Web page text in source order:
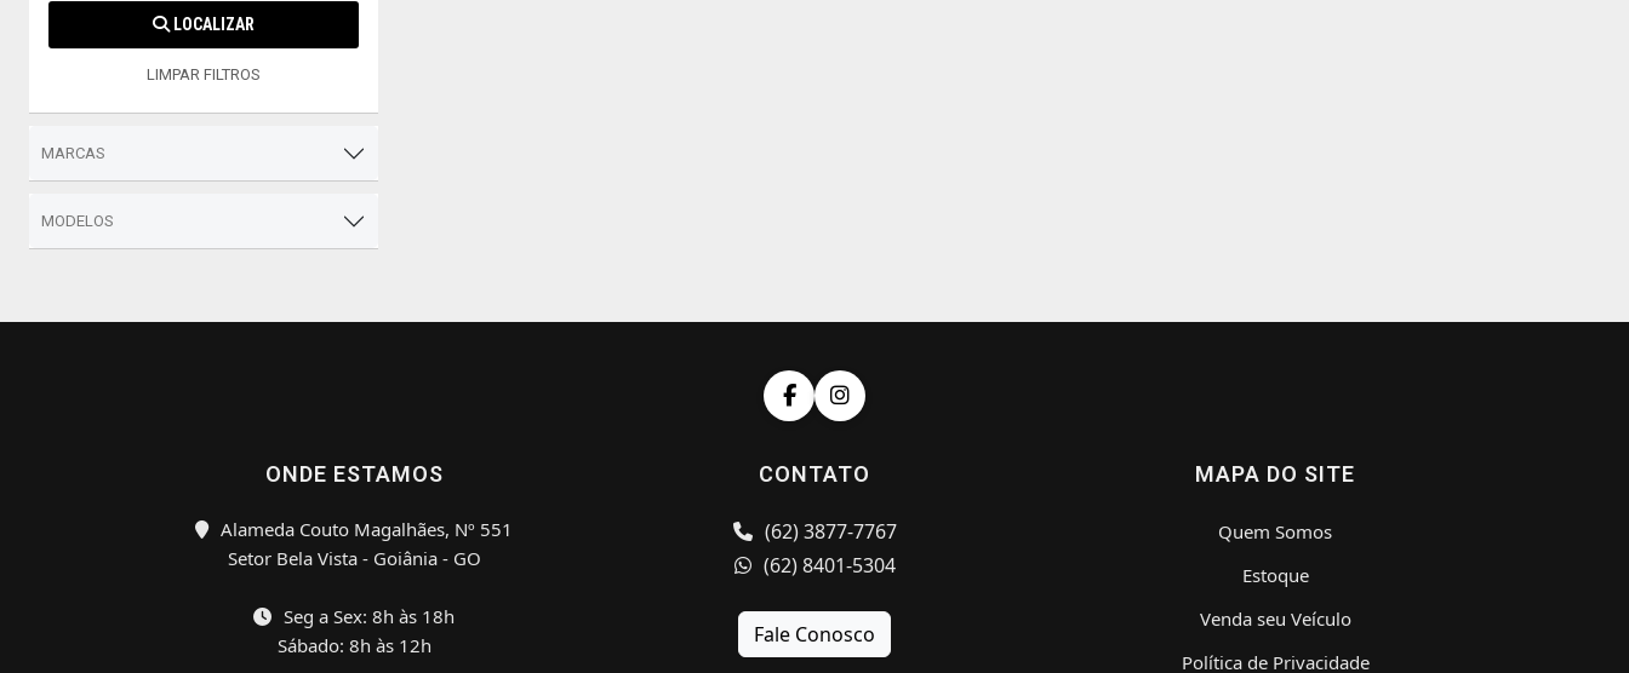
LOCALIZAR
LIMPAR FILTROS
MARCAS
MODELOS
ONDE ESTAMOS
Alameda Couto Magalhães, Nº 551
Setor Bela Vista - Goiânia - GO
Seg a Sex: 8h às 18h
Sábado: 8h às 12h
CONTATO
(62) 3877-7767
(62) 8401-5304
Fale Conosco
MAPA DO SITE
Quem Somos
Estoque
Venda seu Veículo
Política de Privacidade